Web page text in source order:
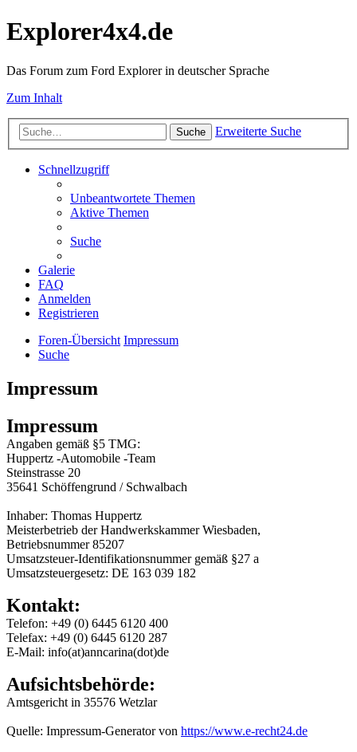
Explorer4x4.de
Das Forum zum Ford Explorer in deutscher Sprache
Zum Inhalt
Suche Erweiterte Suche
Schnellzugriff
Unbeantwortete Themen
Aktive Themen
Suche
Galerie
FAQ
Anmelden
Registrieren
Foren-Übersicht Impressum
Suche
Impressum
Impressum
Angaben gemäß §5 TMG:
Huppertz -Automobile -Team
Steinstrasse 20
35641 Schöffengrund / Schwalbach
Inhaber: Thomas Huppertz
Meisterbetrieb der Handwerkskammer Wiesbaden,
Betriebsnummer 85207
Umsatzsteuer-Identifikationsnummer gemäß §27 a
Umsatzsteuergesetz: DE 163 039 182
Kontakt:
Telefon: +49 (0) 6445 6120 400
Telefax: +49 (0) 6445 6120 287
E-Mail: info(at)anncarina(dot)de
Aufsichtsbehörde:
Amtsgericht in 35576 Wetzlar
Quelle: Impressum-Generator von https://www.e-recht24.de